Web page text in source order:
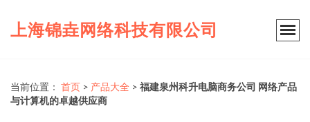
上海锦垚网络科技有限公司
当前位置： 首页 > 产品大全 > 福建泉州科升电脑商务公司 网络产品
与计算机的卓越供应商